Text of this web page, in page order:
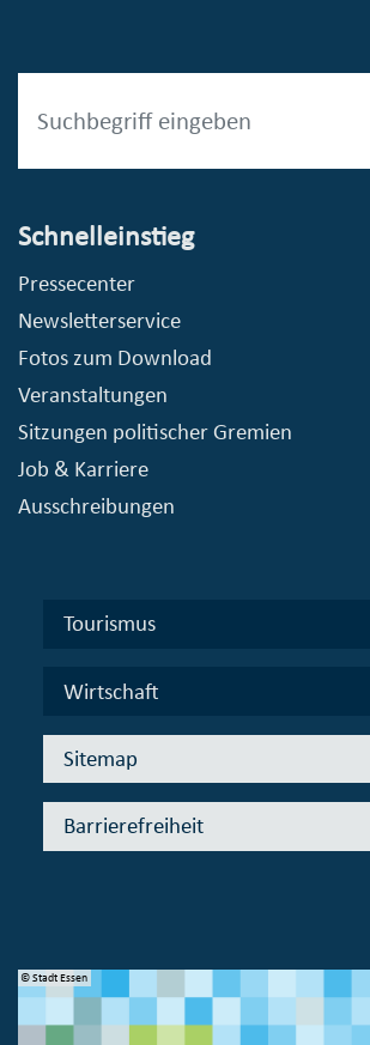
Schnelleinstieg
Pressecenter
Newsletterservice
Fotos zum Download
Veranstaltungen
Sitzungen politischer Gremien
Job & Karriere
Ausschreibungen
Tourismus
Wirtschaft
Sitemap
Barrierefreiheit
© Stadt Essen